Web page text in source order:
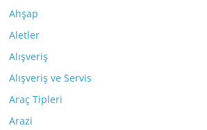
Ahşap
Aletler
Alışveriş
Alışveriş ve Servis
Araç Tipleri
Arazi